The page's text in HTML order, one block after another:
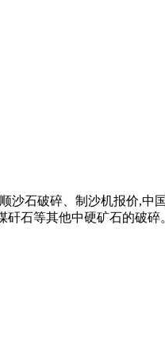
沙石破碎、制沙机报价,
石等其他中硬矿石的破碎